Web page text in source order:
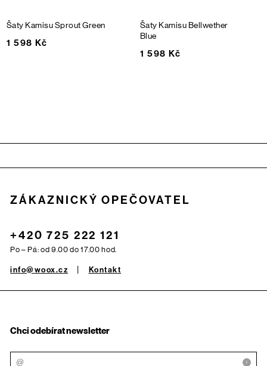
Šaty KamisuSprout Green
1 598 Kč
Šaty Kamisu Bellwether
Blue
1 598 Kč
ZÁKAZNICKÝ OPEČOVATEL
+420 725 222 121
Po – Pá: od 9.00 do 17.00 hod.
info@woox.cz Kontakt
Chci odebírat newsletter
i